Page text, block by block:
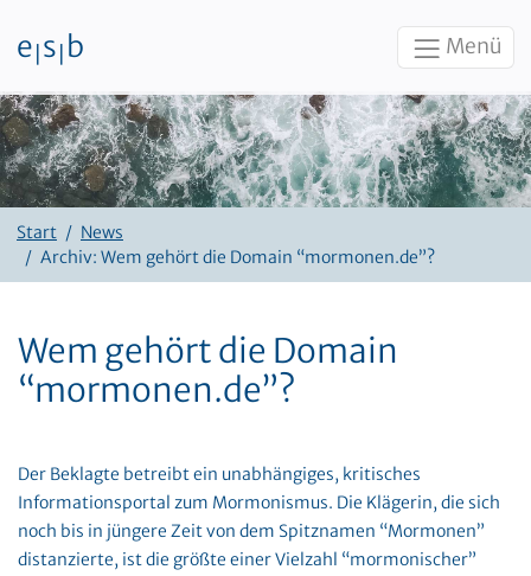
Zum Inhalt
e s b Menü
Start
News
Archiv: Wem gehört die Domain “mormonen.de”?
Wem gehört die Domain
“mormonen.de”?
Der Beklagte betreibt ein unabhängiges, kritisches
Informationsportal zum Mormonismus. Die Klägerin, die sich
noch bis in jüngere Zeit von dem Spitznamen “Mormonen”
distanzierte, ist die größte einer Vielzahl “mormonischer”